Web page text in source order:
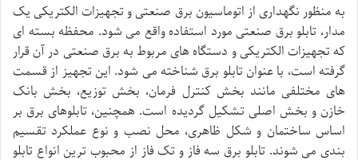
به منظور نگهداری از اتوماسیون برق صنعتی و تجهیزات الکتریکی یک
مدار، تابلو برق صنعتی مورد استفاده واقع می شود. محفظه بسته ای
که تجهیزات الکتریکی و دستگاه های مربوط به برق صنعتی در آن قرار
گرفته است، با عنوان تابلو برق شناخته می شود. این تجهیز از قسمت
های مختلفی مانند بخش کنترل فرمان، بخش توزیع، بخش بانک
خازن و بخش اصلی تشکیل گردیده است. همچنین، تابلوهای برق بر
اساس ساختمان و شکل ظاهری، محل نصب و نوع عملکرد تقسیم
بندی می شوند. تابلو برق سه فاز و تک فاز از محبوب ترین انواع تابلو